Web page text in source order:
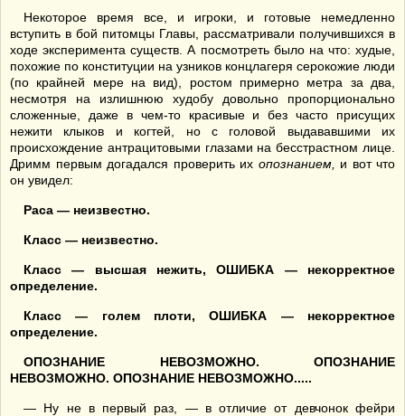
Некоторое время все, и игроки, и готовые немедленно
вступить в бой питомцы Главы, рассматривали получившихся в
ходе эксперимента существ. А посмотреть было на что: худые,
похожие по конституции на узников концлагеря серокожие люди
(по крайней мере на вид), ростом примерно метра за два,
несмотря на излишнюю худобу довольно пропорционально
сложенные, даже в чем-то красивые и без часто присущих
нежити клыков и когтей, но с головой выдававшими их
происхождение антрацитовыми глазами на бесстрастном лице.
Дримм первым догадался проверить их опознанием,
и вот что
он увидел:
Раса — неизвестно.
Класс — неизвестно.
Класс — высшая нежить, ОШИБКА — некорректное
определение.
Класс — голем плоти, ОШИБКА — некорректное
определение.
ОПОЗНАНИЕ НЕВОЗМОЖНО. ОПОЗНАНИЕ
НЕВОЗМОЖНО. ОПОЗНАНИЕ НЕВОЗМОЖНО.....
— Ну не в первый раз, — в отличие от девчонок фейри